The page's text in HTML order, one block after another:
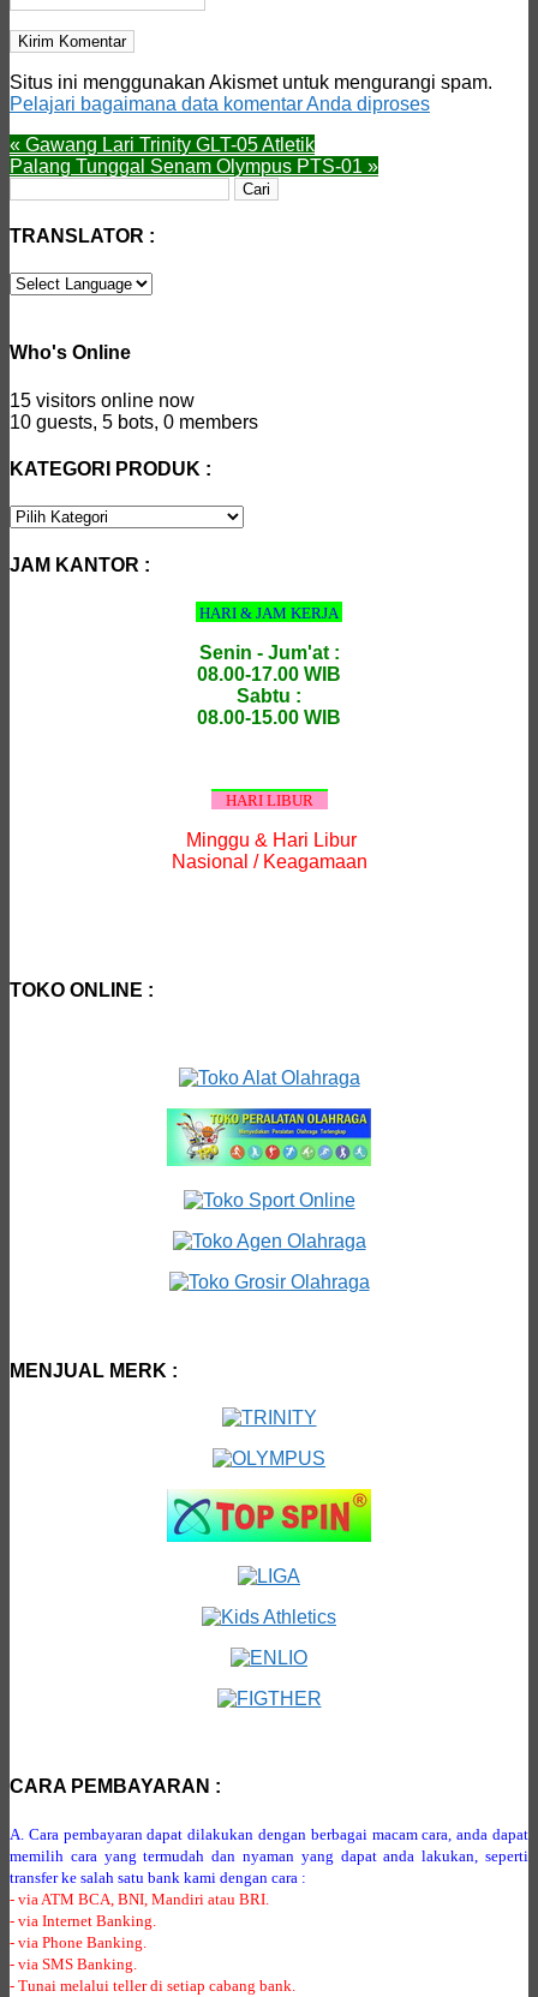
Situs ini menggunakan Akismet untuk mengurangi spam.
Pelajari bagaimana data komentar Anda diproses
« Gawang Lari Trinity GLT-05 Atletik
Palang Tunggal Senam Olympus PTS-01 »
TRANSLATOR :
Who's Online
15 visitors online now
10 guests, 5 bots, 0 members
KATEGORI PRODUK :
KATEGORI
JAM KANTOR :
HARI & JAM KERJA
Senin - Jum'at :
08.00-17.00 WIB
Sabtu :
08.00-15.00 WIB
HARI LIBUR
Minggu & Hari Libur
Nasional / Keagamaan
TOKO ONLINE :
MENJUAL MERK :
CARA PEMBAYARAN :
A. Cara pembayaran dapat dilakukan dengan berbagai macam cara, anda dapat
memilih cara yang termudah dan nyaman yang dapat anda lakukan, seperti
transfer ke salah satu bank kami dengan cara :
- via ATM BCA, BNI, Mandiri atau BRI.
- via Internet Banking.
- via Phone Banking.
- via SMS Banking.
- Tunai melalui teller di setiap cabang bank.